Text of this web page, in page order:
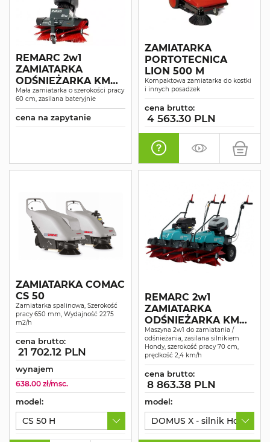
REMARC 2w1
ZAMIATARKA
ODŚNIEŻARKA KM
NIMBUS 82V
Mała zamiatarka o szerokości pracy
60 cm, zasilana bateryjnie
cena na zapytanie
ZAMIATARKA
PORTOTECNICA
LION 500 M
Kompaktowa zamiatarka do kostki
i innych posadzek
cena brutto:
4 563.30 PLN
ZAMIATARKA COMAC
CS 50
Zamiatarka spalinowa, Szerokość
pracy 650 mm, Wydajność 2275
m2/h
cena brutto:
21 702.12 PLN
wynajem
638.00 zł/msc.
model:
CS 50 H
REMARC 2w1
ZAMIATARKA
ODŚNIEŻARKA KM
DOMUS
Maszyna 2w1 do zamiatania /
odśnieżania, zasilana silnikiem
Hondy, szerokość pracy 70 cm,
prędkość 2,4 km/h
cena brutto:
8 863.38 PLN
model:
DOMUS X - silnik Honda